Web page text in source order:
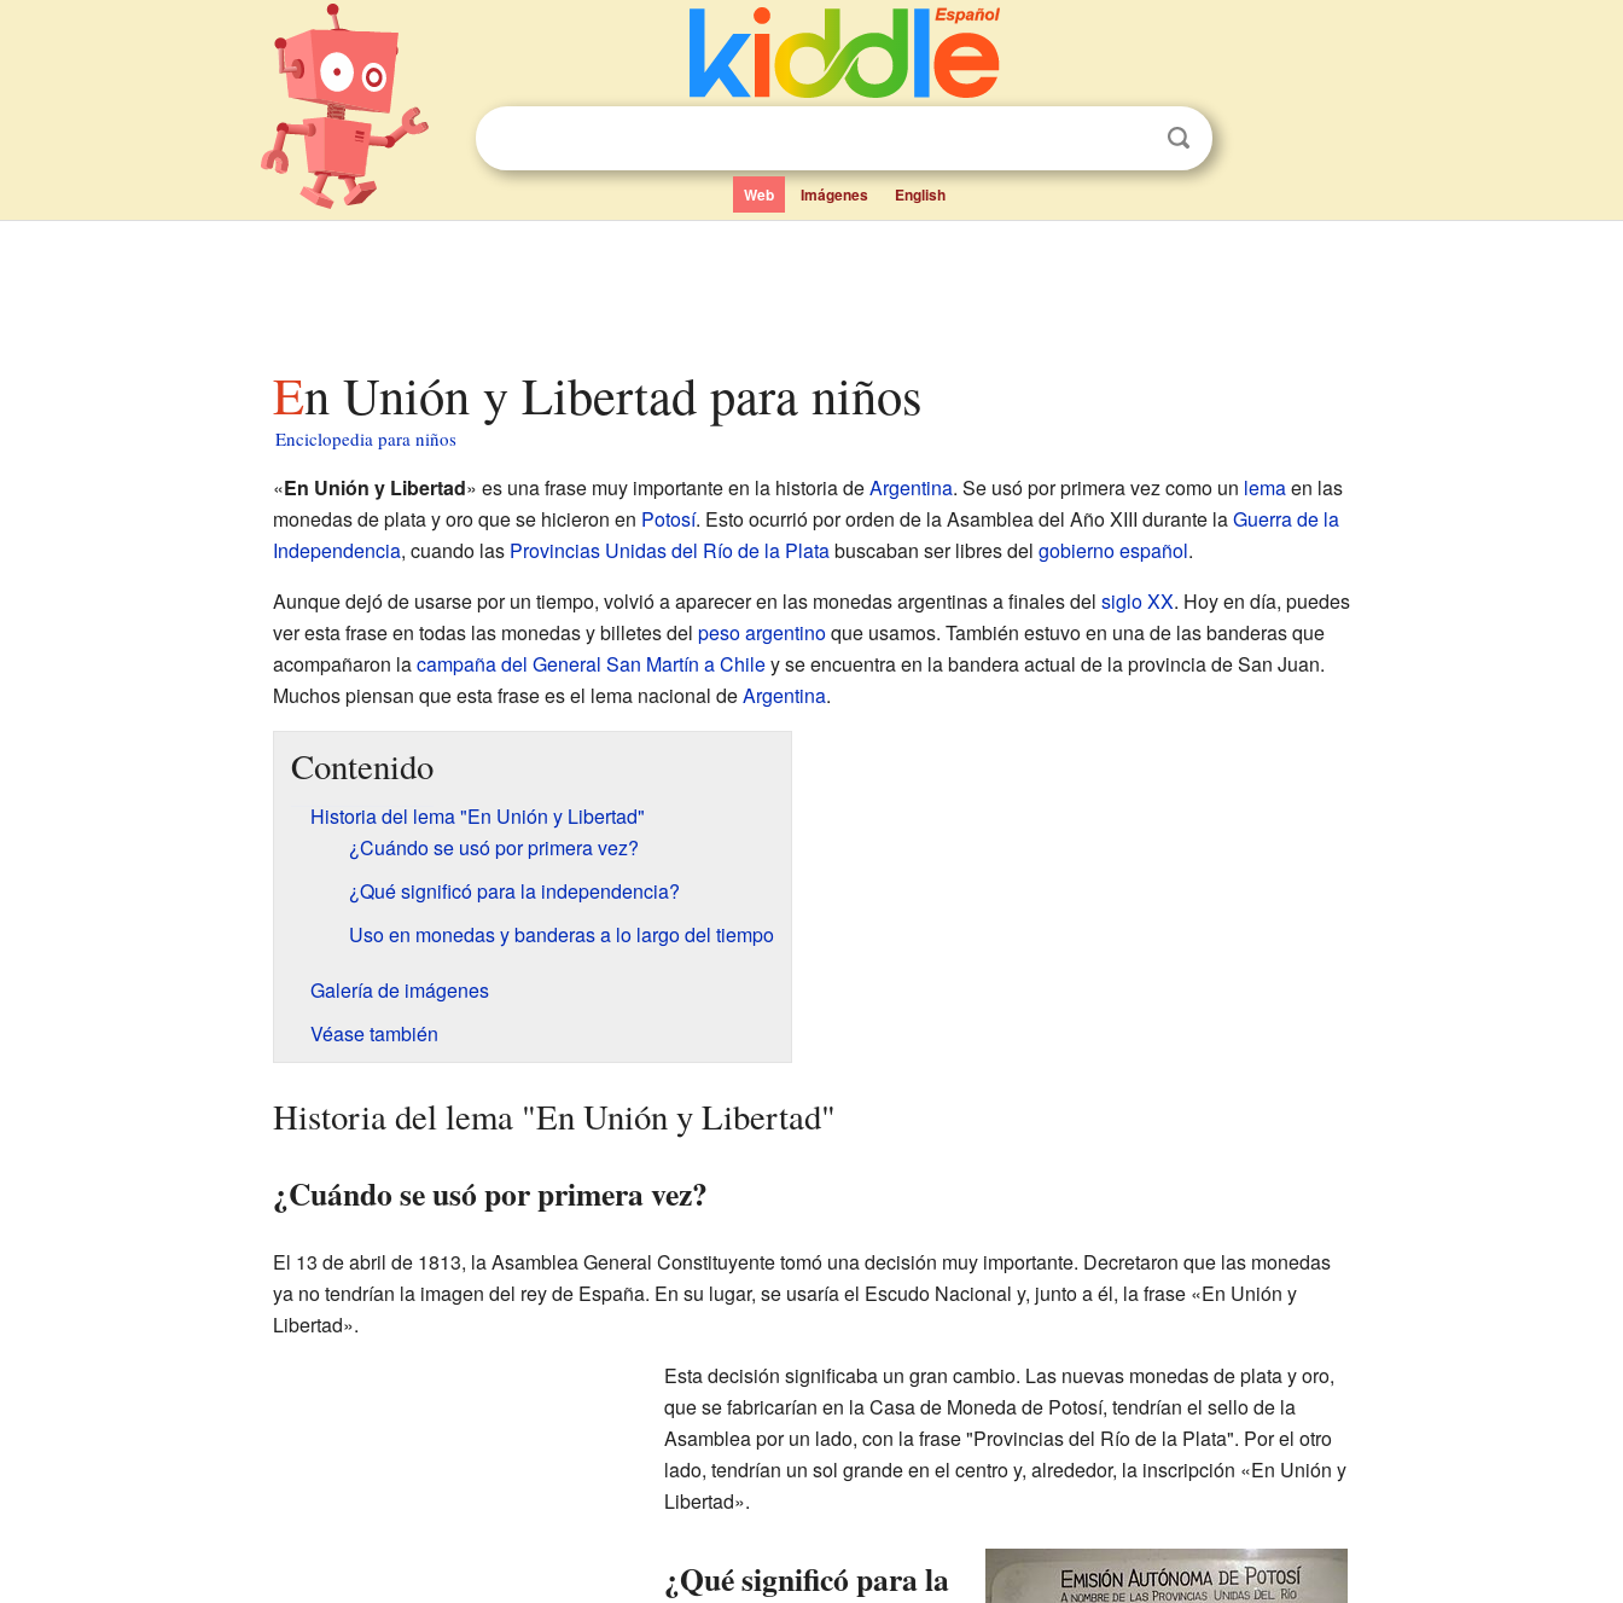
Web Imágenes English
En Unión y Libertad para niños
Enciclopedia para niños
«En Unión y Libertad» es una frase muy importante en la historia deArgentina. Se usó por primera vez como un lemaen las
monedas de plata y oro que se hicieron en Potosí. Esto ocurrió por orden de la Asamblea del Año XIII durante laGuerra de la
Independencia, cuando las Provincias Unidas del Río de la Platabuscaban ser libres del gobierno español.
Aunque dejó de usarse por un tiempo, volvió a aparecer en las monedas argentinas a finales del siglo XX. Hoy en día, puedes
ver esta frase en todas las monedas y billetes del peso argentinoque usamos. También estuvo en una de las banderas que
acompañaron lacampaña del General San Martín a Chiley se encuentra en la bandera actual de la provincia de San Juan.
Muchos piensan que esta frase es el lema nacional deArgentina.
Contenido
Historia del lema "En Unión y Libertad"
¿Cuándo se usó por primera vez?
¿Qué significó para la independencia?
Uso en monedas y banderas a lo largo del tiempo
Galería de imágenes
Véase también
Historia del lema "En Unión y Libertad"
¿Cuándo se usó por primera vez?
El 13 de abril de 1813, la Asamblea General Constituyente tomó una decisión muy importante. Decretaron que las monedas
ya no tendrían la imagen del rey de España. En su lugar, se usaría el Escudo Nacional y, junto a él, la frase «En Unión y
Libertad».
Esta decisión significaba un gran cambio. Las nuevas monedas de plata y oro,
que se fabricarían en la Casa de Moneda de Potosí, tendrían el sello de la
Asamblea por un lado, con la frase "Provincias del Río de la Plata". Por el otro
lado, tendrían un sol grande en el centro y, alrededor, la inscripción «En Unión y
Libertad».
¿Qué significó para la